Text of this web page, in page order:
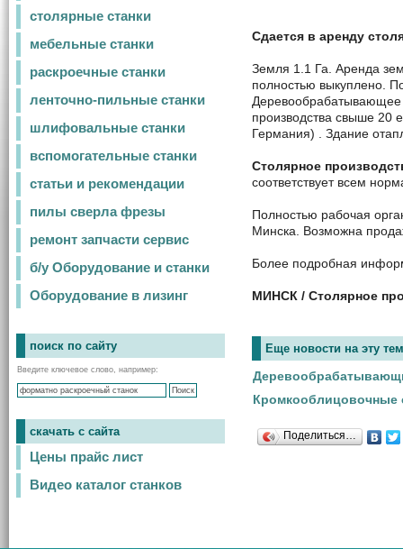
столярные станки
мебельные станки
раскроечные станки
ленточно-пильные станки
шлифовальные станки
вспомогательные станки
статьи и рекомендации
пилы сверла фрезы
ремонт запчасти сервис
б/у Оборудование и станки
Оборудование в лизинг
поиск по сайту
Введите ключевое слово, например:
скачать с сайта
Цены прайс лист
Видео каталог станков
Сдается в аренду
Земля 1.1 Га. Аренда
полностью выкуплено.
Деревообрабатывающее
производства свыше 20
Германия) . Здание
Столярное
соответствует всем
Полностью рабочая
Минска. Возможна
Более подробная
МИНСК / Столярное
Еще новости на эту
Кромкооблицовочные
Поделиться…